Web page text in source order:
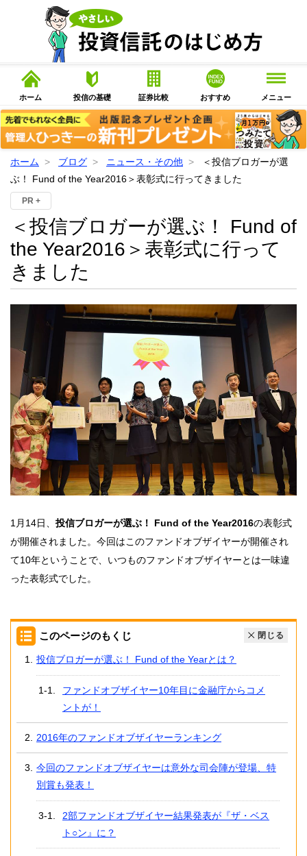
ホーム 投信の基礎 証券比較 おすすめ メニュー
ホーム ブログ ニュース・その他
＜投信ブロガーが選
ぶ！ Fund of the Year2016＞表彰式に行ってきました
PR +
＜投信ブロガーが選ぶ！ Fund of
the Year2016＞表彰式に行って
きました
1月14日、 投信ブロガーが選ぶ！ Fund of the Year2016の表彰式
が開催されました。今回はこのファンドオブザイヤーが開催され
て10年ということで、いつものファンドオブザイヤーとは一味違
った表彰式でした。
このページのもくじ 閉じる
投信ブロガーが選ぶ！ Fund of the Yearとは？
ファンドオブザイヤー10年目に金融庁からコメ
ントが！
2016年のファンドオブザイヤーランキング
今回のファンドオブザイヤーは意外な司会陣が登場、特
別賞も発表！
2部ファンドオブザイヤー結果発表が『ザ・ベス
ト○ン』に？